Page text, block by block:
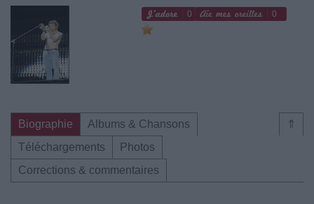
0 0
⇑
Biographie
Albums & Chansons
Téléchargements
Photos
Corrections & commentaires